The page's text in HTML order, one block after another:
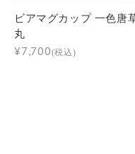
ビアマグカップ 一色唐
丸
¥7,700(税込)